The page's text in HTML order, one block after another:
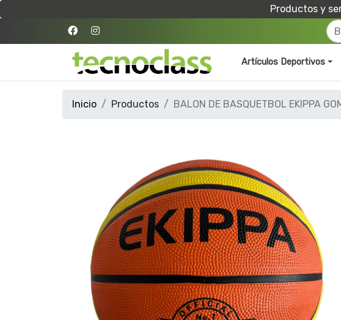
Productos y
Artículos Deportivos
Inicio Productos BALON DE BASQUETBOL EKIPPA